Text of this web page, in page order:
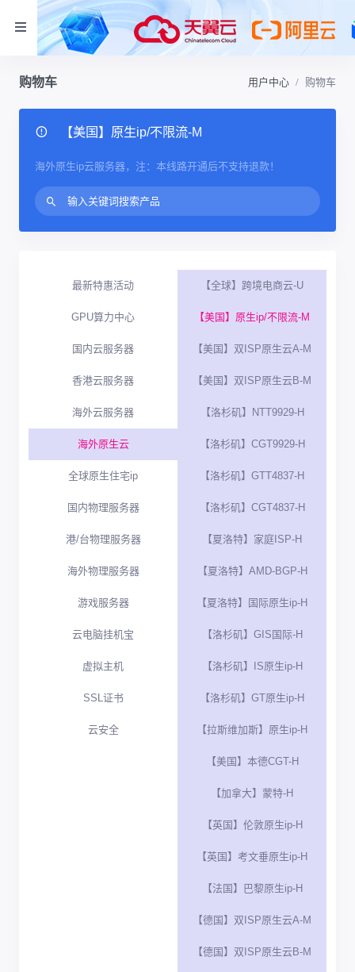
购物车 用户中心 购物车
【美国】原生ip/不限流-M
海外原生ip云服务器，注：本线路开通后不支持退款！
最新特惠活动
GPU算力中心
国内云服务器
香港云服务器
海外云服务器
海外原生云
全球原生住宅ip
国内物理服务器
港/台物理服务器
海外物理服务器
游戏服务器
云电脑挂机宝
虚拟主机
SSL证书
云安全
【全球】跨境电商云-U
【美国】原生ip/不限流-M
【美国】双ISP原生云A-M
【美国】双ISP原生云B-M
【洛杉矶】NTT9929-H
【洛杉矶】CGT9929-H
【洛杉矶】GTT4837-H
【洛杉矶】CGT4837-H
【夏洛特】家庭ISP-H
【夏洛特】AMD-BGP-H
【夏洛特】国际原生ip-H
【洛杉矶】GIS国际-H
【洛杉矶】IS原生ip-H
【洛杉矶】GT原生ip-H
【拉斯维加斯】原生ip-H
【美国】本德CGT-H
【加拿大】蒙特-H
【英国】伦敦原生ip-H
【英国】考文垂原生ip-H
【法国】巴黎原生ip-H
【德国】双ISP原生云A-M
【德国】双ISP原生云B-M